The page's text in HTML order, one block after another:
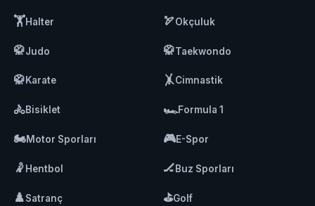
🏋️Halter 🏹Okçuluk
🥋Judo 🥋Taekwondo
🥋Karate 🤸Cimnastik
🚴Bisiklet 🏎️Formula 1
🏍️Motor Sporları 🎮E-Spor
🤾 Hentbol 🏒Buz Sporları
♟️Satranç ⛳Golf